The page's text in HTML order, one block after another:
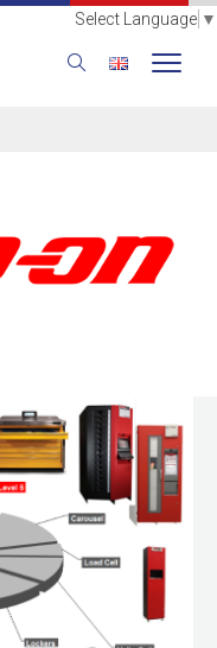
Select Language ▼